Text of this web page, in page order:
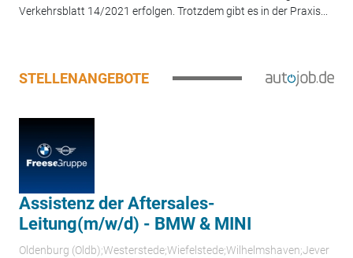
Verkehrsblatt 14/2021 erfolgen. Trotzdem gibt es in der Praxis...
STELLENANGEBOTE
Assistenz der Aftersales-
Leitung(m/w/d) - BMW & MINI
Oldenburg (Oldb);Westerstede;Wiefelstede;Wilhelmshaven;Jever